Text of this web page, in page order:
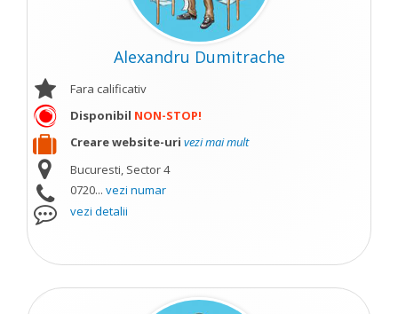
Alexandru Dumitrache
Fara calificativ
Disponibil NON-STOP!
Creare website-uri vezi mai mult
Bucuresti, Sector 4
0720... vezi numar
vezi detalii